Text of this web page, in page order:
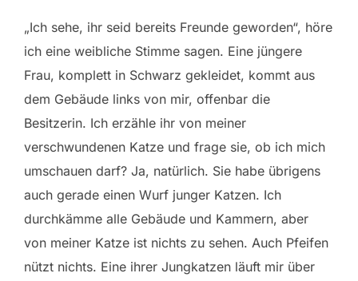
„Ich sehe, ihr seid bereits Freunde geworden“, höre
ich eine weibliche Stimme sagen. Eine jüngere
Frau, komplett in Schwarz gekleidet, kommt aus
dem Gebäude links von mir, offenbar die
Besitzerin. Ich erzähle ihr von meiner
verschwundenen Katze und frage sie, ob ich mich
umschauen darf? Ja, natürlich. Sie habe übrigens
auch gerade einen Wurf junger Katzen. Ich
durchkämme alle Gebäude und Kammern, aber
von meiner Katze ist nichts zu sehen. Auch Pfeifen
nützt nichts. Eine ihrer Jungkatzen läuft mir über